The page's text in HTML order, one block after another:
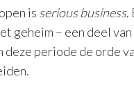
is serious business.
geheim – een deel
periode de orde